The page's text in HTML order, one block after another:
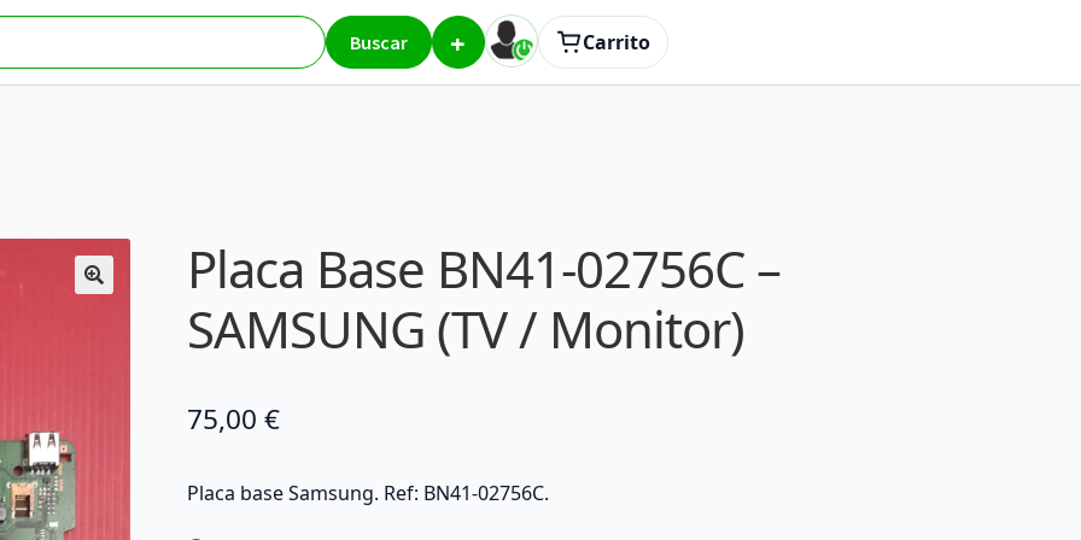
Buscar + Carrito
– SAMSUNG (TV / Monitor)
Placa Base BN41-02756C –
SAMSUNG (TV / Monitor)
75,00 €
Placa base Samsung. Ref: BN41-02756C.